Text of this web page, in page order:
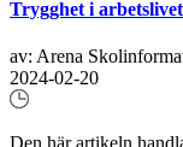
Trygghet i
av: Arena
2024-02-20
Den här artikeln